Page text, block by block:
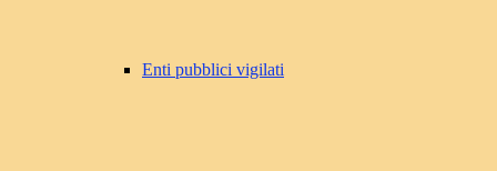
Enti pubblici vigilati